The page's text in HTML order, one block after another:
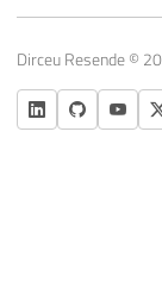
Dirceu Resende ©